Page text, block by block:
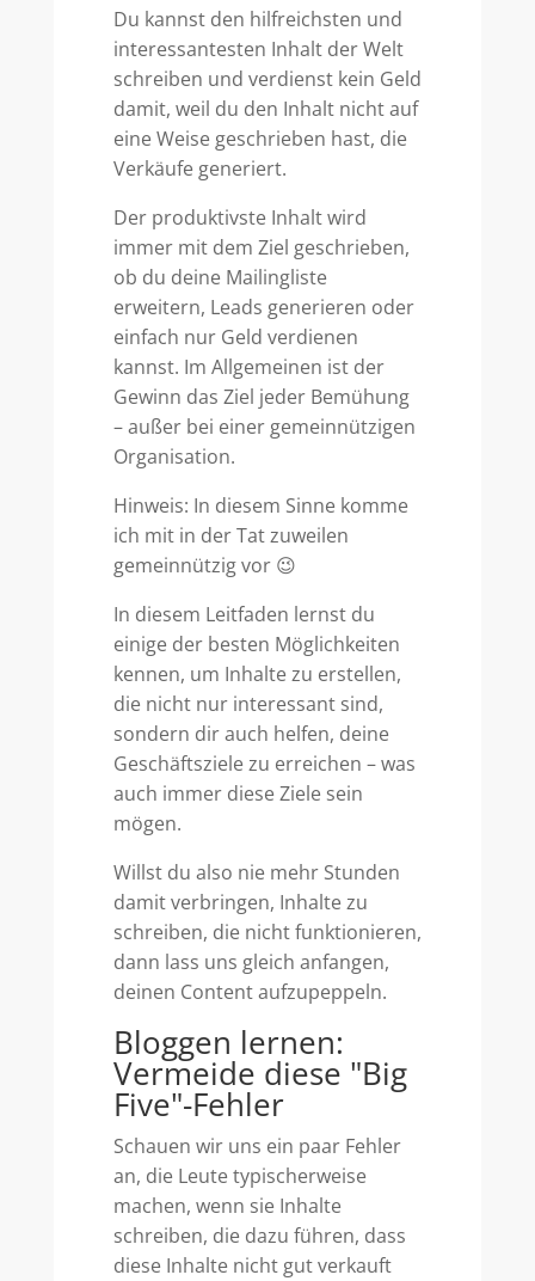
Du kannst den hilfreichsten und
interessantesten Inhalt der Welt
schreiben und verdienst kein Geld
damit, weil du den Inhalt nicht auf
eine Weise geschrieben hast, die
Verkäufe generiert.
Der produktivste Inhalt wird
immer mit dem Ziel geschrieben,
ob du deine Mailingliste
erweitern, Leads generieren oder
einfach nur Geld verdienen
kannst. Im Allgemeinen ist der
Gewinn das Ziel jeder Bemühung
– außer bei einer gemeinnützigen
Organisation.
Hinweis: In diesem Sinne komme
ich mit in der Tat zuweilen
gemeinnützig vor 😉
In diesem Leitfaden lernst du
einige der besten Möglichkeiten
kennen, um Inhalte zu erstellen,
die nicht nur interessant sind,
sondern dir auch helfen, deine
Geschäftsziele zu erreichen – was
auch immer diese Ziele sein
mögen.
Willst du also nie mehr Stunden
damit verbringen, Inhalte zu
schreiben, die nicht funktionieren,
dann lass uns gleich anfangen,
deinen Content aufzupeppeln.
Bloggen lernen:
Vermeide diese "Big
Five"-Fehler
Schauen wir uns ein paar Fehler
an, die Leute typischerweise
machen, wenn sie Inhalte
schreiben, die dazu führen, dass
diese Inhalte nicht gut verkauft